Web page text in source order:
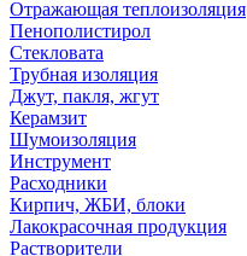
Отражающая теплоизоляция
Пенополистирол
Стекловата
Трубная изоляция
Джут, пакля, жгут
Керамзит
Шумоизоляция
Инструмент
Расходники
Кирпич, ЖБИ, блоки
Лакокрасочная продукция
Растворители